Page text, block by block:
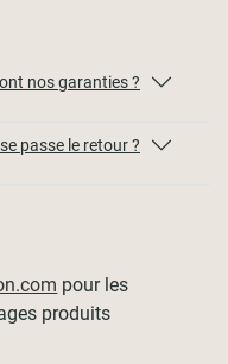
nos garanties ?
passe le retour ?
pour les
produits